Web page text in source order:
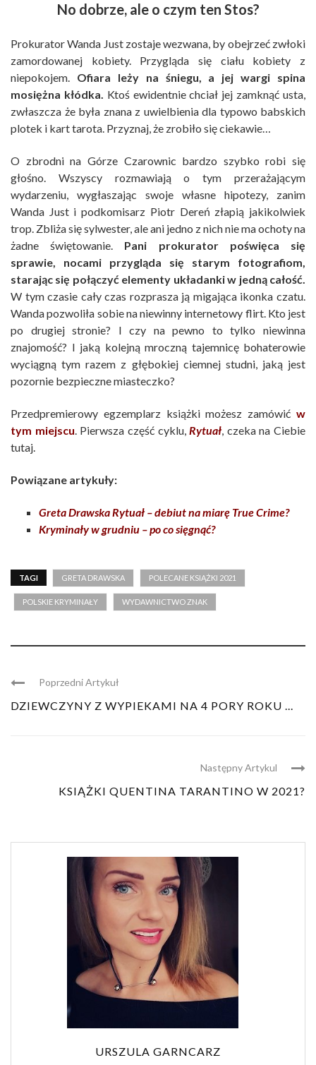
No dobrze, ale o czym ten Stos?
Prokurator Wanda Just zostaje wezwana, by obejrzeć zwłoki
zamordowanej kobiety. Przygląda się ciału kobiety z
niepokojem. Ofiara leży na śniegu, a jej wargi spina
mosiężna kłódka. Ktoś ewidentnie chciał jej zamknąć usta,
zwłaszcza że była znana z uwielbienia dla typowo babskich
plotek i kart tarota. Przyznaj, że zrobiło się ciekawie…
O zbrodni na Górze Czarownic bardzo szybko robi się
głośno. Wszyscy rozmawiają o tym przerażającym
wydarzeniu, wygłaszając swoje własne hipotezy, zanim
Wanda Just i podkomisarz Piotr Dereń złapią jakikolwiek
trop. Zbliża się sylwester, ale ani jedno z nich nie ma ochoty na
żadne świętowanie. Pani prokurator poświęca się
sprawie, nocami przygląda się starym fotografiom,
starając się połączyć elementy układanki w jedną całość.
W tym czasie cały czas rozprasza ją migająca ikonka czatu.
Wanda pozwoliła sobie na niewinny internetowy flirt. Kto jest
po drugiej stronie? I czy na pewno to tylko niewinna
znajomość? I jaką kolejną mroczną tajemnicę bohaterowie
wyciągną tym razem z głębokiej ciemnej studni, jaką jest
pozornie bezpieczne miasteczko?
Przedpremierowy egzemplarz książki możesz zamówić w
tym miejscu. Pierwsza część cyklu,Rytuał, czeka na Ciebie
tutaj.
Powiązane artykuły:
Greta Drawska Rytuał – debiut na miarę True Crime?
Kryminały w grudniu – po co sięgnąć?
TAGI GRETA DRAWSKA POLECANE KSIĄŻKI 2021
POLSKIE KRYMINAŁY WYDAWNICTWO ZNAK
Poprzedni Artykuł
DZIEWCZYNY Z WYPIEKAMI NA 4 PORY ROKU ...
Następny Artykul
KSIĄŻKI QUENTINA TARANTINO W 2021?
URSZULA GARNCARZ